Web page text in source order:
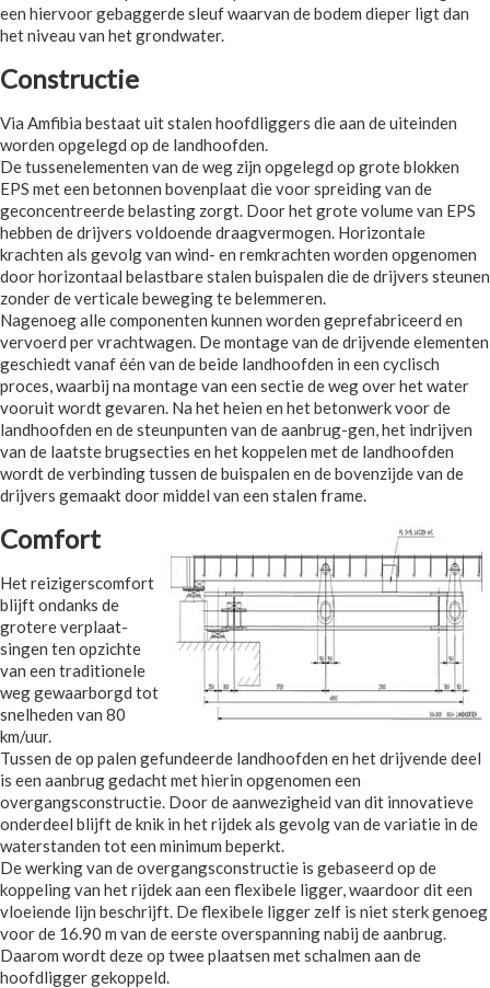
een hiervoor gebaggerde sleuf waarvan de bodem dieper ligt dan
het niveau van het grondwater.
Constructie
Via Amfibia bestaat uit stalen hoofdliggers die aan de uiteinden
worden opgelegd op de landhoofden.
De tussenelementen van de weg zijn opgelegd op grote blokken
EPS met een betonnen bovenplaat die voor spreiding van de
geconcentreerde belasting zorgt. Door het grote volume van EPS
hebben de drijvers voldoende draagvermogen. Horizontale
krachten als gevolg van wind- en remkrachten worden opgenomen
door horizontaal belastbare stalen buispalen die de drijvers steunen
zonder de verticale beweging te belemmeren.
Nagenoeg alle componenten kunnen worden geprefabriceerd en
vervoerd per vrachtwagen. De montage van de drijvende elementen
geschiedt vanaf één van de beide landhoofden in een cyclisch
proces, waarbij na montage van een sectie de weg over het water
vooruit wordt gevaren. Na het heien en het betonwerk voor de
landhoofden en de steunpunten van de aanbrug-gen, het indrijven
van de laatste brugsecties en het koppelen met de landhoofden
wordt de verbinding tussen de buispalen en de bovenzijde van de
drijvers gemaakt door middel van een stalen frame.
Comfort
Het reizigerscomfort
blijft ondanks de
grotere verplaat-
singen ten opzichte
van een traditionele
weg gewaarborgd tot
snelheden van 80
km/uur.
Tussen de op palen gefundeerde landhoofden en het drijvende deel
is een aanbrug gedacht met hierin opgenomen een
overgangsconstructie. Door de aanwezigheid van dit innovatieve
onderdeel blijft de knik in het rijdek als gevolg van de variatie in de
waterstanden tot een minimum beperkt.
De werking van de overgangsconstructie is gebaseerd op de
koppeling van het rijdek aan een flexibele ligger, waardoor dit een
vloeiende lijn beschrijft. De flexibele ligger zelf is niet sterk genoeg
voor de 16.90 m van de eerste overspanning nabij de aanbrug.
Daarom wordt deze op twee plaatsen met schalmen aan de
hoofdligger gekoppeld.